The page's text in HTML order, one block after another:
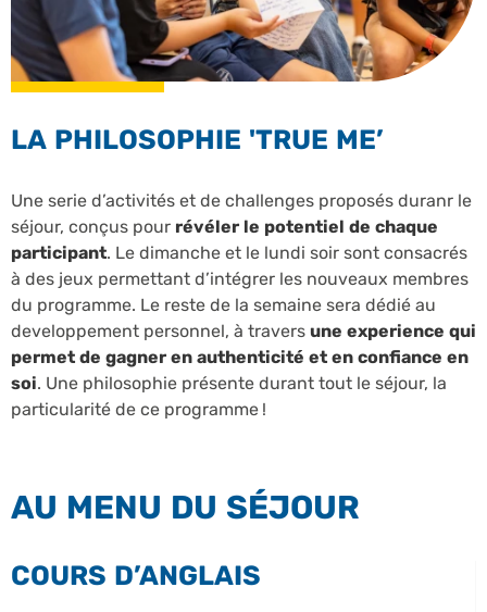
LA PHILOSOPHIE 'TRUE ME’
Une serie d’activités et de challenges proposés duranr le
séjour, conçus pour révéler le potentiel de chaque
participant. Le dimanche et le lundi soir sont consacrés
à des jeux permettant d’intégrer les nouveaux membres
du programme. Le reste de la semaine sera dédié au
developpement personnel, à travers une experience qui
permet de gagner en authenticité et en confiance en
soi. Une philosophie présente durant tout le séjour, la
particularité de ce programme !
AU MENU DU SÉJOUR
COURS D’ANGLAIS